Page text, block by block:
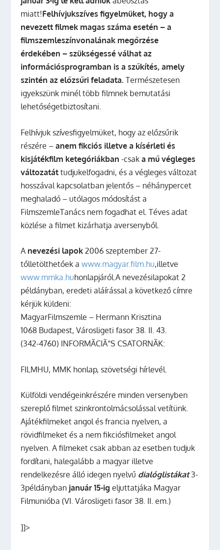
miatt!Felhívjukszíves figyelmüket, hogy a
nevezett filmek magas száma esetén – a
filmszemleszínvonalának megőrzése
érdekében – szükségessé válhat az
információsprogramban is a szűkítés, amely
szintén az előzsűri feladata.Természetesen
igyekszünk minél több filmnek bemutatási
lehetőségetbiztosítani.
Felhívjuk szívesfigyelmüket, hogy az előzsűrik
részére –anem fikciós illetve a kísérleti és
kisjátékfilm ketegóriákban -csaka mű végleges
változatát tudjukelfogadni, és a végleges változat
hosszával kapcsolatban jelentős – néhánypercet
meghaladó – utólagos módosítást a
FilmszemleTanács nem fogadhat el. Téves adat
közlése a filmet kizárhatja aversenyből.
A nevezési lapok 2006 szeptember 27-
tőlletölthetőek awww.magyar.film.hu,illetve
www.mmka.huhonlapjáról.A nevezésilapokat 2
példányban, eredeti aláírással a következő címre
kérjük küldeni:
MagyarFilmszemle – Hermann Krisztina
1068 Budapest, Városligeti fasor 38. II. 43.
(342-4760) INFORMÃCIÃ“S CSATORNÃK:
FILMHU, MMK honlap, szövetségi hírlevél.
Külföldi vendégeinkrészére minden versenyben
szereplő filmet szinkrontolmácsolással vetítünk.
Ajátékfilmeket angol és francia nyelven, a
rövidfilmeket és a nem fikciósfilmeket angol
nyelven. A filmeket csak abban az esetben tudjuk
fordítani, halegalább a magyar illetve
rendelkezésre álló idegen nyelvű dialóglistákat3-
3példányban január 15-ig eljuttatjáka Magyar
Filmunióba (VI. Városligeti fasor 38. II. em.)
]]>